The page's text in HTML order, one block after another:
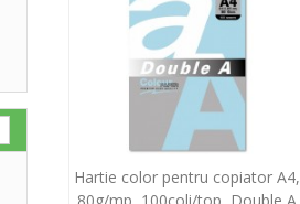
Hartie color pentru copiator A4,